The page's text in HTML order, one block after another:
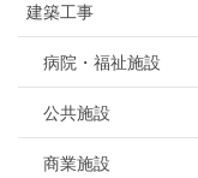
建築工事
病院・福祉施設
公共施設
商業施設